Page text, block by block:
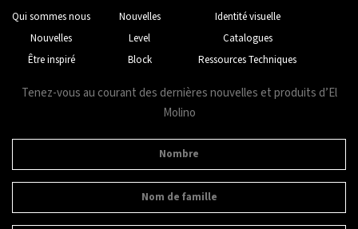
Qui sommes nous
Nouvelles
Être inspiré
Nouvelles
Level
Block
Identité visuelle
Catalogues
Ressources Techniques
Tenez-vous au courant des dernières nouvelles et produits d’El
Molino